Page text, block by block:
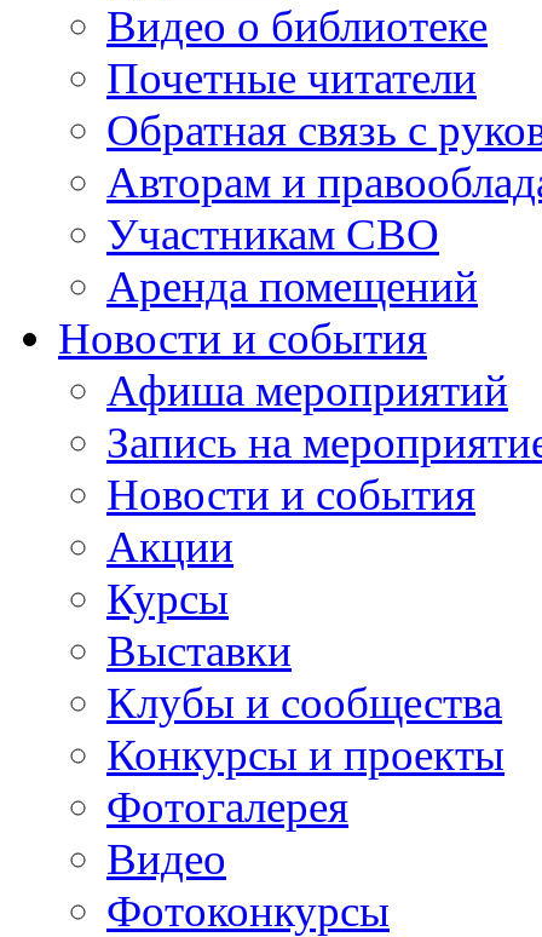
Видео о библиотеке
Почетные читатели
Обратная связь с
Авторам и
Участникам СВО
Аренда помещений
Новости и события
Афиша мероприятий
Запись на
Новости и события
Акции
Курсы
Выставки
Клубы и сообщества
Конкурсы и проекты
Фотогалерея
Видео
Фотоконкурсы